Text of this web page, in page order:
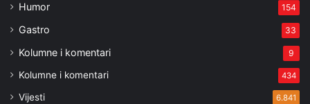
Humor 154
Gastro 33
Kolumne i komentari 9
Kolumne i komentari 434
Vijesti 6.841